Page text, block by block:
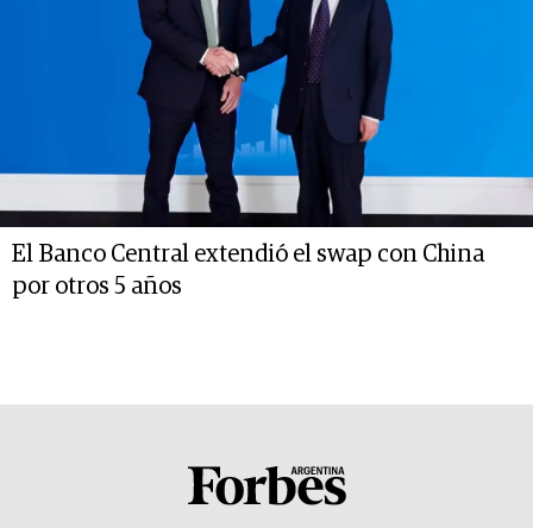
El Banco Central extendió el swap con China
por otros 5 años